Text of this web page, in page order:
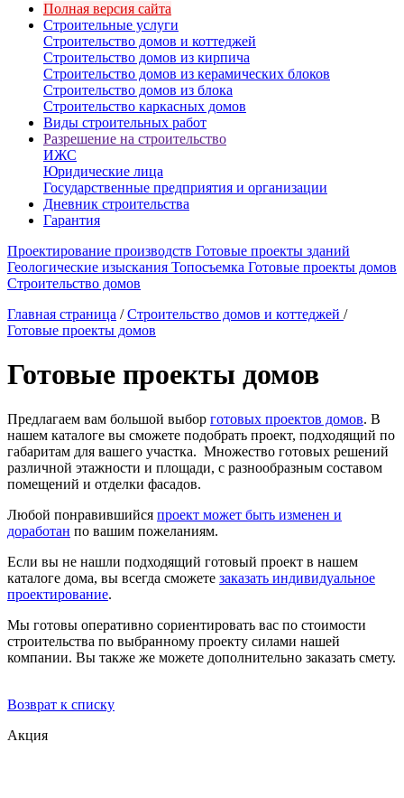
Полная версия сайта
Строительные услуги
Строительство домов и коттеджей
Строительство домов из кирпича
Строительство домов из керамических блоков
Строительство домов из блока
Строительство каркасных домов
Виды строительных работ
Разрешение на строительство
ИЖС
Юридические лица
Государственные предприятия и организации
Дневник строительства
Гарантия
Проектирование производств Готовые проекты зданий
Геологические изыскания Топосъемка Готовые проекты домов
Строительство домов
Главная страница / Строительство домов и коттеджей /
Готовые проекты домов
Готовые проекты домов
Предлагаем вам большой выбор готовых проектов домов. В
нашем каталоге вы сможете подобрать проект, подходящий по
габаритам для вашего участка. Множество готовых решений
различной этажности и площади, с разнообразным составом
помещений и отделки фасадов.
Любой понравившийся проект может быть изменен и
доработан по вашим пожеланиям.
Если вы не нашли подходящий готовый проект в нашем
каталоге дома, вы всегда сможете заказать индивидуальное
проектирование.
Мы готовы оперативно сориентировать вас по стоимости
строительства по выбранному проекту силами нашей
компании. Вы также же можете дополнительно заказать смету.
Возврат к списку
Акция